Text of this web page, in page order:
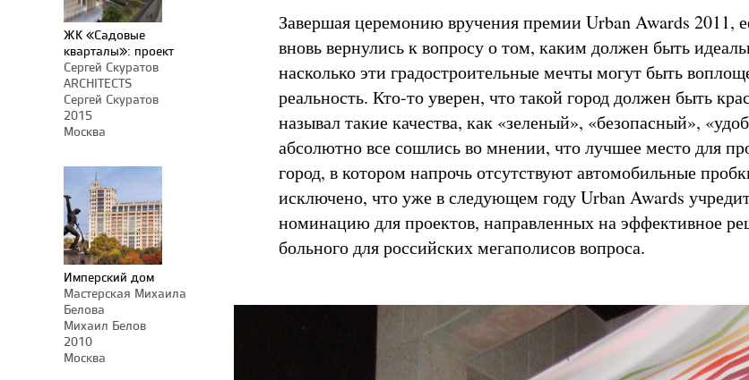
ЖК «Садовые
кварталы»: проект
Сергей Скуратов
ARCHITECTS
Сергей Скуратов
2015
Москва
Имперский дом
Мастерская Михаила
Белова
Михаил Белов
2010
Москва
Завершая церемонию вручения премии Urban Awards 2011,
вновь вернулись к вопросу о том, каким должен быть
насколько эти градостроительные мечты могут быть
реальность. Кто-то уверен, что такой город должен быть
называл такие качества, как «зеленый», «безопасный»,
абсолютно все сошлись во мнении, что лучшее место для
город, в котором напрочь отсутствуют автомобильные
исключено, что уже в следующем году Urban Awards
номинацию для проектов, направленных на эффективное
больного для российских мегаполисов вопроса.